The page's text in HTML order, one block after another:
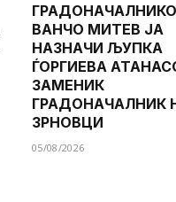
ВАНЧО МИТЕВ ЈА
НАЗНАЧИ ЉУПКА
ЃОРГИЕВА
ЗАМЕНИК
ГРАДОНАЧАЛНИК
ЗРНОВЦИ
05/08/2026